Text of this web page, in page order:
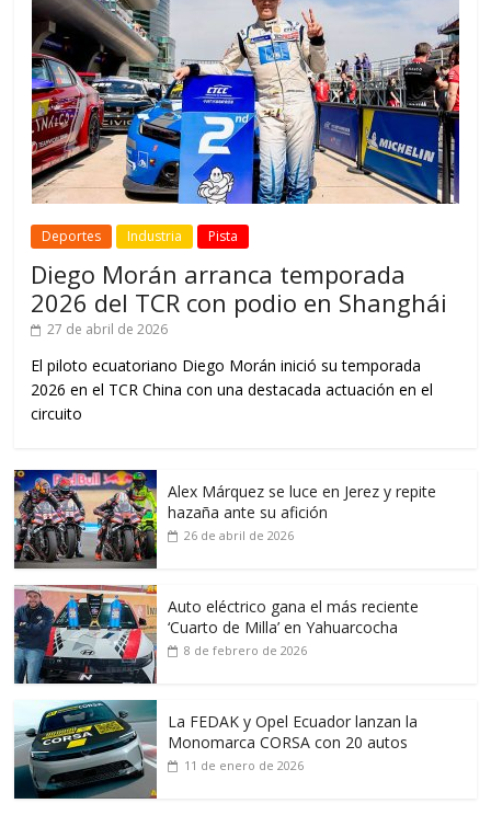
Deportes Industria Pista
Diego Morán arranca temporada
2026 del TCR con podio en Shanghái
27 de abril de 2026
El piloto ecuatoriano Diego Morán inició su temporada
2026 en el TCR China con una destacada actuación en el
circuito
Alex Márquez se luce en Jerez y repite
hazaña ante su afición
26 de abril de 2026
Auto eléctrico gana el más reciente
‘Cuarto de Milla’ en Yahuarcocha
8 de febrero de 2026
La FEDAK y Opel Ecuador lanzan la
Monomarca CORSA con 20 autos
11 de enero de 2026